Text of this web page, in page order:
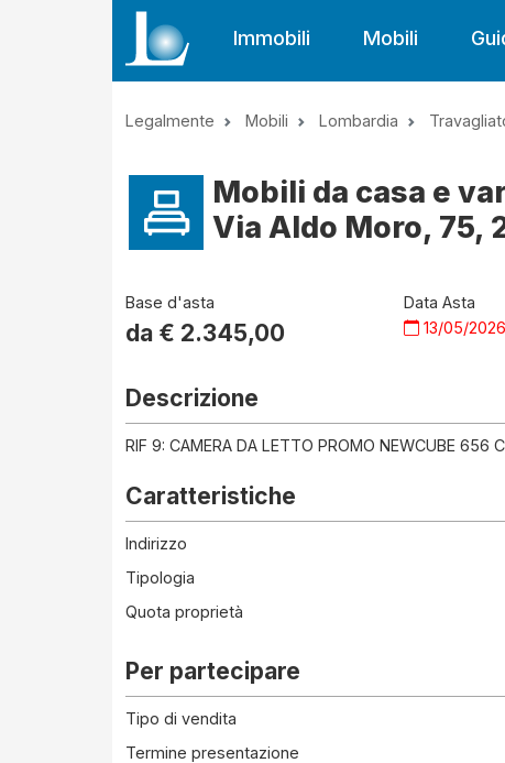
Immobili Mobili
Legalmente Mobili Lombardia
Mobili da casa e
Via Aldo Moro, 75,
Base d'asta
da € 2.345,00
Data Asta
13/05/2026
Descrizione
RIF 9: CAMERA DA LETTO PROMO NEWCUBE 656
Caratteristiche
Indirizzo
Tipologia
Quota proprietà
Per partecipare
Tipo di vendita
Termine presentazione